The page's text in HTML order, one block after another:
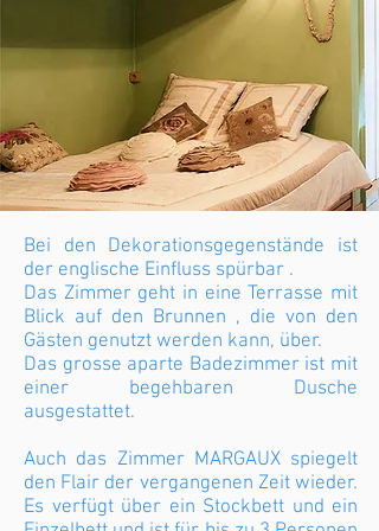
Bei den Dekorationsgegenstände ist
der englische Einfluss spürbar .
Das Zimmer geht in eine Terrasse mit
Blick auf den Brunnen , die von den
Gästen genutzt werden kann, über.
Das grosse aparte Badezimmer ist mit
einer begehbaren Dusche
ausgestattet.
Auch das Zimmer MARGAUX spiegelt
den Flair der vergangenen Zeit wieder.
Es verfügt über ein Stockbett und ein